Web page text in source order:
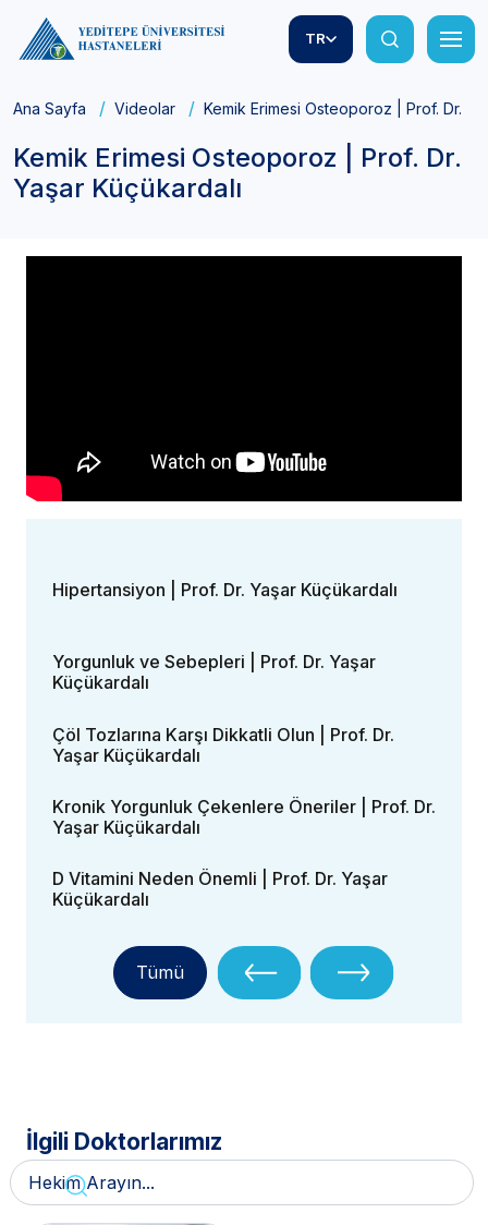
TR
Ana Sayfa Videolar Kemik Erimesi Osteoporoz | Prof. Dr.
Kemik Erimesi Osteoporoz | Prof. Dr.
Yaşar Küçükardalı
Hipertansiyon | Prof. Dr. Yaşar Küçükardalı
Yorgunluk ve Sebepleri | Prof. Dr. Yaşar
Küçükardalı
Çöl Tozlarına Karşı Dikkatli Olun | Prof. Dr.
Yaşar Küçükardalı
Kronik Yorgunluk Çekenlere Öneriler | Prof. Dr.
Yaşar Küçükardalı
D Vitamini Neden Önemli | Prof. Dr. Yaşar
Küçükardalı
Tümü
İlgili Doktorlarımız